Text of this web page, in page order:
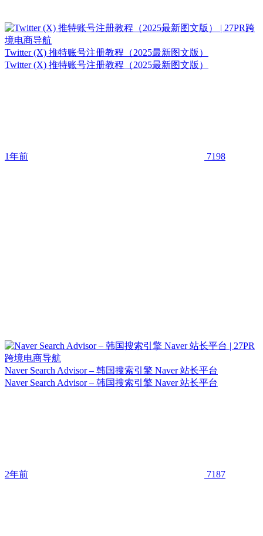
Twitter (X) 推特账号注册教程（2025最新图文版）
Twitter (X) 推特账号注册教程（2025最新图文版）
1年前 7198
Naver Search Advisor – 韩国搜索引擎 Naver 站长平台
Naver Search Advisor – 韩国搜索引擎 Naver 站长平台
2年前 7187